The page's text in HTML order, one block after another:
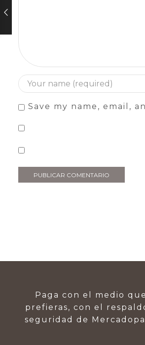
Save my name, email,
Paga con el medio que
prefieras, con el
seguridad de